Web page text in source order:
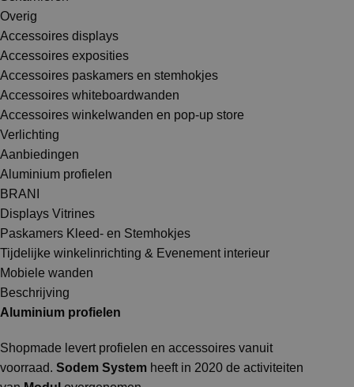
Overig
Accessoires displays
Accessoires exposities
Accessoires paskamers en stemhokjes
Accessoires whiteboardwanden
Accessoires winkelwanden en pop-up store
Verlichting
Aanbiedingen
Aluminium profielen
BRANI
Displays Vitrines
Paskamers Kleed- en Stemhokjes
Tijdelijke winkelinrichting & Evenement interieur
Mobiele wanden
Beschrijving
Aluminium profielen
Shopmade levert profielen en accessoires vanuit
voorraad. Sodem System heeft in 2020 de activiteiten